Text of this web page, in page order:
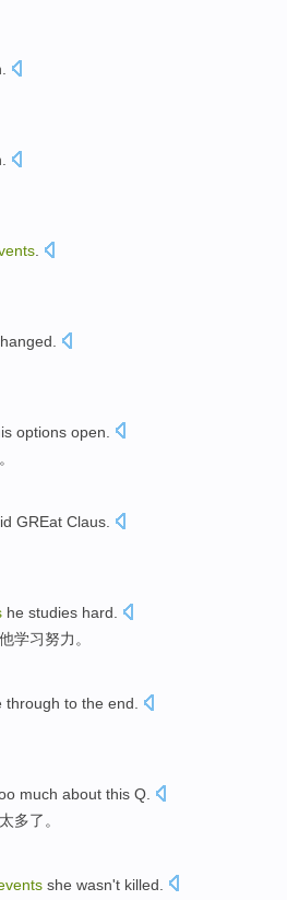
.
options open
GREat Claus.
he studies hard
他学习努力。
through to the end
much about this Q
太多了。
she wasn't killed.